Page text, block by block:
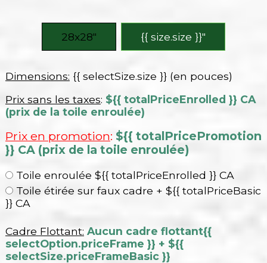
28x28″ {{ size.size }}″
Dimensions: {{ selectSize.size }} (en pouces)
Prix sans les taxes: ${{ totalPriceEnrolled }} CA
(prix de la toile enroulée)
Prix en promotion: ${{ totalPricePromotion
}} CA (prix de la toile enroulée)
Toile enroulée ${{ totalPriceEnrolled }} CA
Toile étirée sur faux cadre + ${{ totalPriceBasic
}} CA
Cadre Flottant: Aucun cadre flottant{{
selectOption.priceFrame }} + ${{
selectSize.priceFrameBasic }}